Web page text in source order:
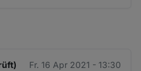
Fr. 16 Apr 2021 - 13:30